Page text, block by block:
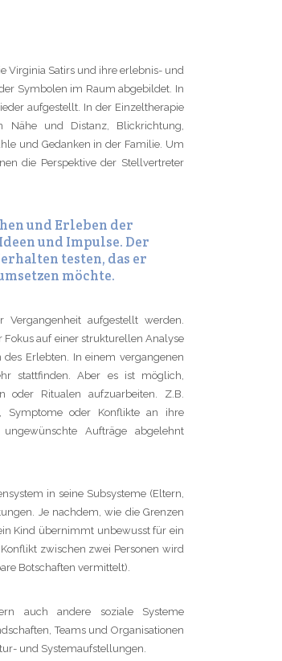
Virginia Satirs und ihre erlebnis- und
Symbolen im Raum abgebildet. In
aufgestellt. In der Einzeltherapie
Nähe und Distanz, Blickrichtung,
und Gedanken in der Familie. Um
die Perspektive der Stellvertreter
und Erleben der
und Impulse. Der
testen, das er
möchte.
aufgestellt werden.
auf einer strukturellen Analyse
Erlebten. In einem vergangenen
stattfinden. Aber es ist möglich,
oder Ritualen aufzuarbeiten. Z.B.
Symptome oder Konflikte an ihre
Aufträge abgelehnt
in seine Subsysteme (Eltern,
Je nachdem, wie die Grenzen
Kind übernimmt unbewusst für ein
zwischen zwei Personen wird
Botschaften vermittelt).
auch andere soziale Systeme
Teams und Organisationen
und Systemaufstellungen.